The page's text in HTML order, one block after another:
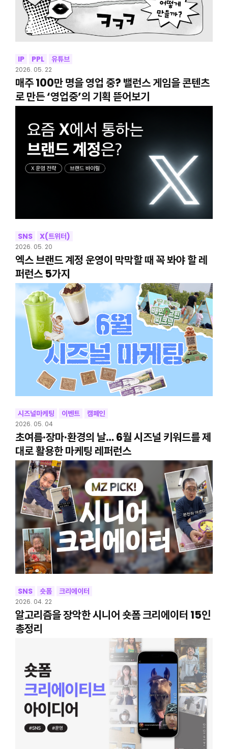
IP PPL 유튜브
2026. 05. 22
매주 100만 명을 영업 중? 밸런스 게임을 콘텐츠
로 만든 ‘영업중’의 기획 뜯어보기
SNS X(트위터)
2026. 05. 20
엑스 브랜드 계정 운영이 막막할 때 꼭 봐야 할 레
퍼런스 5가지
시즈널마케팅 이벤트 캠페인
2026. 05. 04
초여름·장마·환경의 날… 6월 시즈널 키워드를 제
대로 활용한 마케팅 레퍼런스
SNS 숏폼 크리에이터
2026. 04. 22
알고리즘을 장악한 시니어 숏폼 크리에이터 15인
총정리